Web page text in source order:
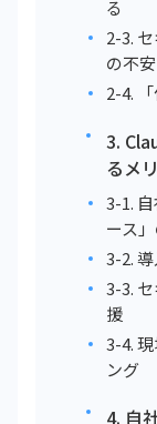
る
2-3.
の不安
2-4.
3.
るメ
3-1.
ース
3-2.
3-3.
援
3-4.
ング
4. 自